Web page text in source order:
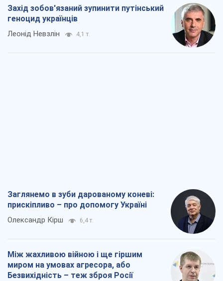
Захід зобов'язаний зупинити путінський
геноцид українців
Леонід Невзлін 4,1 т.
Заглянемо в зуби дарованому коневі:
прискіпливо – про допомогу Україні
Олександр Кірш 6,4 т.
Між жахливою війною і ще гіршим
миром на умовах агресора, або
Безвихідність – теж зброя Росії